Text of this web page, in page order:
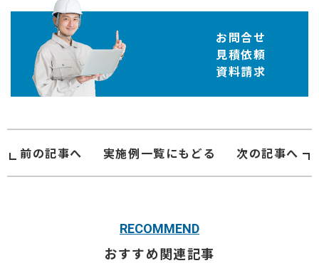
お問合せ
見積依頼
資料請求
前の記事へ 実施例一覧にもどる 次の記事へ
RECOMMEND
おすすめ関連記事